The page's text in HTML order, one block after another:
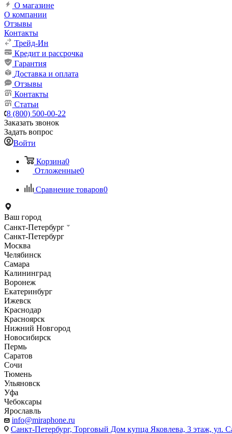
О магазине
О компании
Отзывы
Контакты
Трейд-Ин
Кредит и рассрочка
Гарантия
Доставка и оплата
Отзывы
Контакты
Статьи
8 (800) 500-00-22
Заказать звонок
Задать вопрос
Войти
Корзина0
Отложенные0
Сравнение товаров0
Ваш город
Санкт-Петербург
Санкт-Петербург
Москва
Челябинск
Самара
Калининград
Воронеж
Екатеринбург
Ижевск
Краснодар
Красноярск
Нижний Новгород
Новосибирск
Пермь
Саратов
Сочи
Тюмень
Ульяновск
Уфа
Чебоксары
Ярославль
info@miraphone.ru
Санкт-Петербург, Торговый Дом купца Яковлева, 3 этаж, ул.